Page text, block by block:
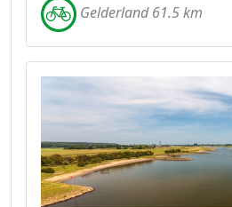
Gelderland 61.5 km